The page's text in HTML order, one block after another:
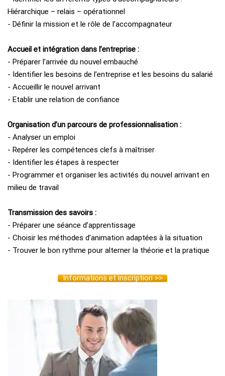
Hiérarchique – relais – opérationnel
- Définir la mission et le rôle de l’accompagnateur
Accueil et intégration dans l’entreprise :
- Préparer l’arrivée du nouvel embauché
- Identifier les besoins de l’entreprise et les besoins du salarié
- Accueillir le nouvel arrivant
- Etablir une relation de confiance
Organisation d’un parcours de professionnalisation :
- Analyser un emploi
- Repérer les compétences clefs à maîtriser
- Identifier les étapes à respecter
- Programmer et organiser les activités du nouvel arrivant en
milieu de travail
Transmission des savoirs :
- Préparer une séance d’apprentissage
- Choisir les méthodes d’animation adaptées à la situation
- Trouver le bon rythme pour alterner la théorie et la pratique
Informations et inscription >>